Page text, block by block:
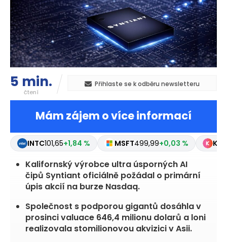
5 min.
čtení
Přihlaste se k odběru newsletteru
Mám zájem o více informací
INTC101,65+1,84 % MSFT499,99+0,03 % KN
Kalifornský výrobce ultra úsporných AI
čipů Syntiant oficiálně požádal o primární
úpis akcií na burze Nasdaq.
Společnost s podporou gigantů dosáhla v
prosinci valuace 646,4 milionu dolarů a loni
realizovala stomilionovou akvizici v Asii.